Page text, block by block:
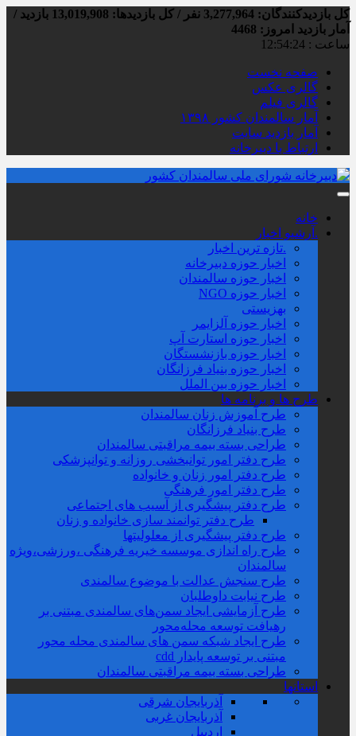
کل بازدیدکنند‌گان: 3,277,964 نفر / کل بازدیدها: 13,019,908 بازدید /
آمار بازدید امروز: 4468
ساعت : 12:54:25
صفحه نخست
گالری عکس
گالری فیلم
آمار سالمندان کشور ۱۳۹۸
آمار بازدید سایت
ارتباط با دبیرخانه
خانه
.آرشیو اخبار
.تازه ترین اخبار
اخبار حوزه دبیرخانه
اخبار حوزه سالمندان
اخبار حوزه NGO
بهزیستی
اخبار حوزه آلزايمر
اخبار حوزه استارت آپ
اخبار حوزه بازنشستگان
اخبار حوزه بنیاد فرزانگان
اخبار حوزه بین الملل
طرح ها و برنامه ها
طرح آموزش زنان سالمندان
طرح بنیاد فرزانگان
طراحی بسته بیمه مراقبتی سالمندان
طرح دفتر امور توانبخشی روزانه و توانپزشکی
طرح دفتر امور زنان و خانواده
طرح دفتر امور فرهنگی
طرح دفتر پیشگیری از آسیب های اجتماعی
طرح دفتر توانمند سازی خانواده و زنان
طرح دفتر پیشگیری از معلولیتها
طرح راه اندازی موسسه خیریه فرهنگی ،ورزشی،ویژه
سالمندان
طرح سنجش عدالت با موضوع سالمندی
طرح نیابت داوطلبان
طرح آزمایشی ایجاد سمن‌های سالمندی مبتنی بر
رهیافت توسعه محله‌‌محور
طرح ایجاد شبکه سمن های سالمندی محله محور
مبتنی بر توسعه پایدار cdd
طراحی بسته بیمه مراقبتی سالمندان
استانها
آذربایجان شرقی
آذربایجان غربی
اردبیل